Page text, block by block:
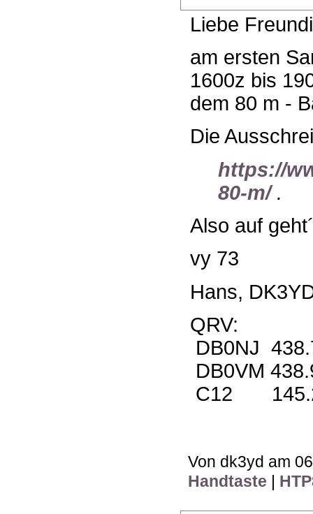
Liebe
am ersten
1600z bis
dem 80 m -
Die
https://
80-m/.
Also auf
vy 73
Hans,
QRV:
DB0NJ
DB0VM
C12
Von dk3yd am
Handtaste